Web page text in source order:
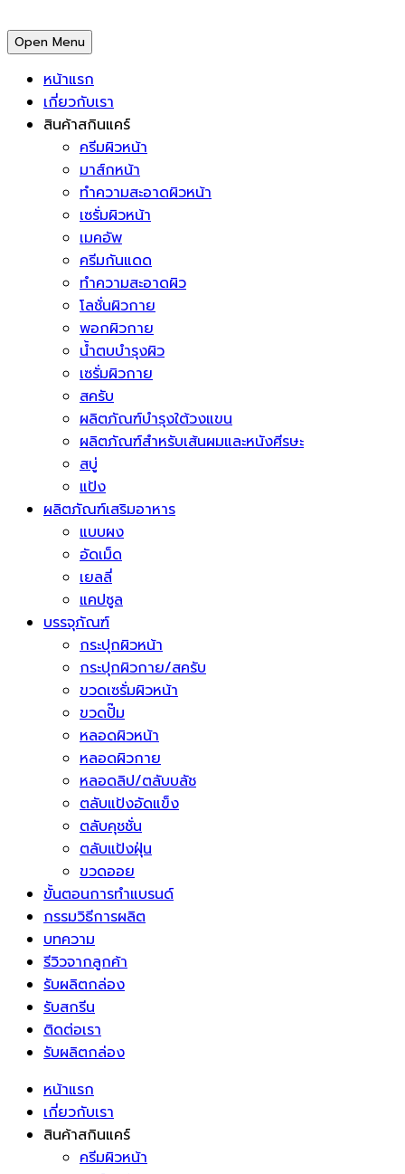
Open Menu
หน้าแรก
เกี่ยวกับเรา
สินค้าสกินแคร์
ครีมผิวหน้า
มาส์กหน้า
ทำความสะอาดผิวหน้า
เซรั่มผิวหน้า
เมคอัพ
ครีมกันแดด
ทำความสะอาดผิว
โลชั่นผิวกาย
พอกผิวกาย
น้ำตบบำรุงผิว
เซรั่มผิวกาย
สครับ
ผลิตภัณฑ์บำรุงใต้วงแขน
ผลิตภัณฑ์สำหรับเส้นผมและหนังศีรษะ
สบู่
แป้ง
ผลิตภัณฑ์เสริมอาหาร
แบบผง
อัดเม็ด
เยลลี่
แคปซูล
บรรจุภัณฑ์
กระปุกผิวหน้า
กระปุกผิวกาย/สครับ
ขวดเซรั่มผิวหน้า
ขวดปั๊ม
หลอดผิวหน้า
หลอดผิวกาย
หลอดลิป/ตลับบลัช
ตลับแป้งอัดแข็ง
ตลับคุชชั่น
ตลับแป้งฝุ่น
ขวดออย
ขั้นตอนการทำแบรนด์
กรรมวิธีการผลิต
บทความ
รีวิวจากลูกค้า
รับผลิตกล่อง
รับสกรีน
ติดต่อเรา
รับผลิตกล่อง
หน้าแรก
เกี่ยวกับเรา
สินค้าสกินแคร์
ครีมผิวหน้า